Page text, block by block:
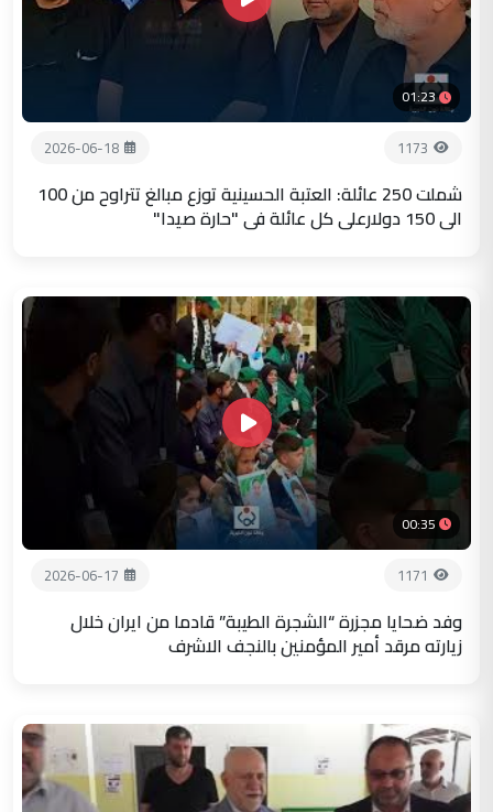
01:23
1173
2026-06-18
شملت 250 عائلة: العتبة الحسينية توزع مبالغ تتراوح من 100
الى 150 دولارعلى كل عائلة في "حارة صيدا"
00:35
1171
2026-06-17
وفد ضحايا مجزرة “الشجرة الطيبة” قادما من ايران خلال
زيارته مرقد أمير المؤمنين بالنجف الاشرف